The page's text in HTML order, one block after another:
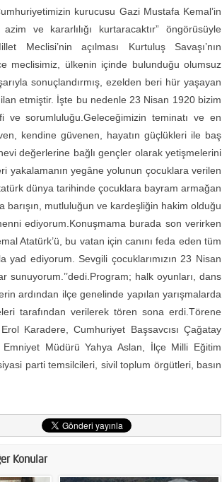
kurucusu Gazi Mustafa Kemal’in
ve kararlılığı kurtaracaktır” öngörüsüyle
Meclisi’nin açılması Kurtuluş Savaşı’nın
meclisimiz, ülkenin içinde bulunduğu olumsuz
sonuçlandırmış, ezelden beri hür yaşayan
etmiştir. İşte bu nedenle 23 Nisan 1920 bizim
sorumluluğu.Geleceğimizin teminatı ve en
kendine güvenen, hayatın güçlükleri ile baş
değerlerine bağlı gençler olarak yetişmelerini
yakalamanın yegâne yolunun çocuklara verilen
dünya tarihinde çocuklara bayram armağan
barışın, mutluluğun ve kardeşliğin hakim olduğu
ediyorum.Konuşmama burada son verirken
Atatürk’ü, bu vatan için canını feda eden tüm
ediyorum. Sevgili çocuklarımızın 23 Nisan
sunuyorum.’’dedi.Program; halk oyunları, dans
ardından ilçe genelinde yapılan yarışmalarda
tarafından verilerek tören sona erdi.Törene
Karadere, Cumhuriyet Başsavcısı Çağatay
Müdürü Yahya Aslan, İlçe Milli Eğitim
parti temsilcileri, sivil toplum örgütleri, basın
Konular